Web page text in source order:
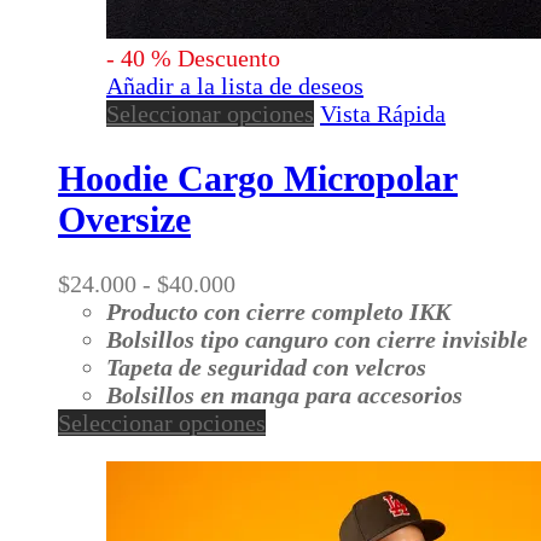
- 40 % Descuento
Añadir a la lista de deseos
Seleccionar opciones Este
tiene
múltiples
se
pueden
elegir
en
producto
Vista Rápida
Hoodie Cargo Micropolar
Oversize
$24.000 - $40.000Rango
de
precios:
desde
$24.000
hasta
Producto con cierre completo IKK
Bolsillos tipo canguro con cierre invisible
Tapeta de seguridad con velcros
Bolsillos en manga para accesorios
Seleccionar opciones
múltiples
variantes.